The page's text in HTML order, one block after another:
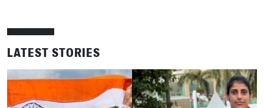
LATEST STORIES